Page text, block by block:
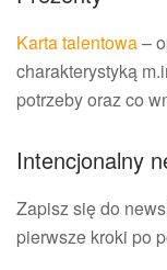
Karta talentowa–
charakterystyką
potrzeby oraz co
Intencjonalny
Zapisz się do
pierwsze kroki po